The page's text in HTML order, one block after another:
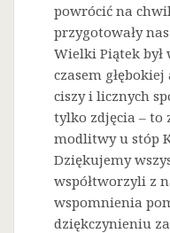
powrócić na
przygotowały
Wielki Piątek był
czasem
ciszy i licznych
tylko zdjęcia – to
modlitwy u stóp
Dziękujemy
współtworzyli z
wspomnienia
dziękczynieniu